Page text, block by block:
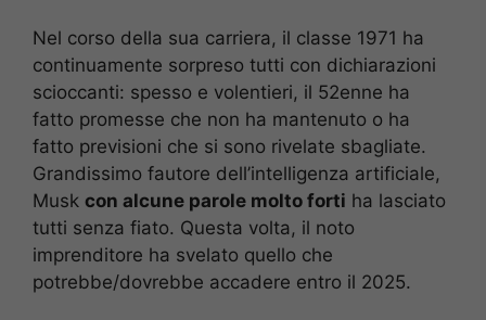
Nel corso della sua carriera, il classe 1971 ha
continuamente sorpreso tutti con dichiarazioni
scioccanti: spesso e volentieri, il 52enne ha
fatto promesse che non ha mantenuto o ha
fatto previsioni che si sono rivelate sbagliate.
Grandissimo fautore dell’intelligenza artificiale,
Musk con alcune parole molto forti ha lasciato
tutti senza fiato. Questa volta, il noto
imprenditore ha svelato quello che
potrebbe/dovrebbe accadere entro il 2025.